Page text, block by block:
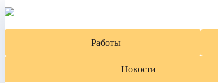
Работы
Новости